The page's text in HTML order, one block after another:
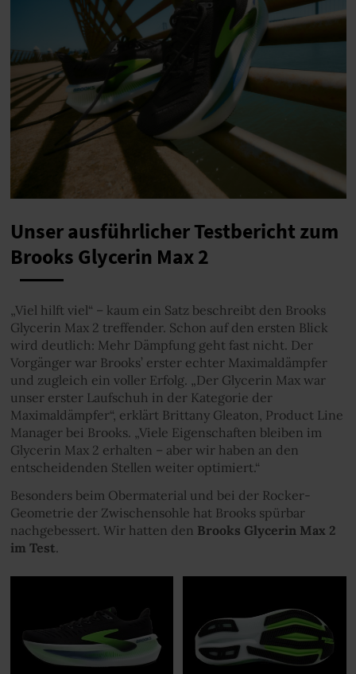
Unser ausführlicher Testbericht zum
Brooks Glycerin Max 2
„Viel hilft viel“ – kaum ein Satz beschreibt den Brooks
Glycerin Max 2 treffender. Schon auf den ersten Blick
wird deutlich: Mehr Dämpfung geht fast nicht. Der
Vorgänger war Brooks’ erster echter Maximaldämpfer
und zugleich ein voller Erfolg. „Der Glycerin Max war
unser erster Laufschuh in der Kategorie der
Maximaldämpfer“, erklärt Brittany Gleaton, Product Line
Manager bei Brooks. „Viele Eigenschaften bleiben im
Glycerin Max 2 erhalten – aber wir haben an den
entscheidenden Stellen weiter optimiert.“
Besonders beim Obermaterial und bei der Rocker-
Geometrie der Zwischensohle hat Brooks spürbar
nachgebessert. Wir hatten den Brooks Glycerin Max 2
im Test.